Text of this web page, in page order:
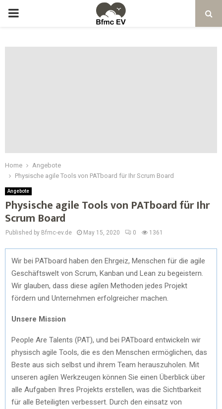
Home
Angebote
Physische agile Tools von PATboard für Ihr Scrum Board
Angebote
Physische agile Tools von PATboard für Ihr
Scrum Board
Published by Bfmc-ev.de May 15, 2020 0 1361
Wir bei PATboard haben den Ehrgeiz, Menschen für die agile
Geschäftswelt von Scrum, Kanban und Lean zu begeistern.
Wir glauben, dass diese agilen Methoden jedes Projekt
fördern und Unternehmen erfolgreicher machen.
Unsere Mission
People Are Talents (PAT), und bei PATboard entwickeln wir
physisch agile Tools, die es den Menschen ermöglichen, das
Beste aus sich selbst und ihrem Team herauszuholen. Mit
unseren agilen Werkzeugen können Sie einen Überblick über
alle Aufgaben Ihres Projekts erstellen, was die Sichtbarkeit
für alle Beteiligten verbessert. Durch den einsatz von